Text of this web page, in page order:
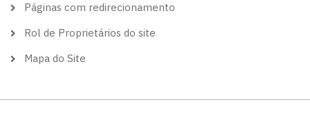
Páginas com redirecionamento
Rol de Proprietários do site
Mapa do Site